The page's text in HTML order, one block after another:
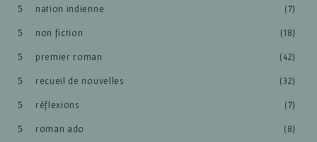
nation indienne (7)
non fiction (18)
premier roman (42)
recueil de nouvelles (32)
réflexions (7)
roman ado (8)